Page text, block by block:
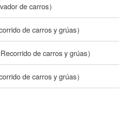
de carros）
de carros y grúas）
de carros y grúas）
de carros y grúas）